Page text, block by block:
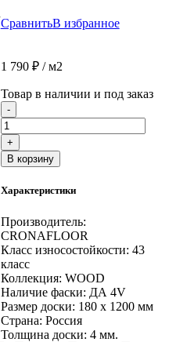
СравнитьВ избранное
1 790 ₽/ м2
Товар в наличии и под заказ
- Количество
товара
Ламинат
SPC
CronaFloor
4V
Виктория
NB-
8014-
4
(10шт)
4.0
мм.
+
В корзину
Характеристики
Производитель:
CRONAFLOOR
Класс износостойкости: 43
класс
Коллекция: WOOD
Наличие фаски: ДА 4V
Размер доски: 180 х 1200 мм
Страна: Россия
Толщина доски: 4 мм.